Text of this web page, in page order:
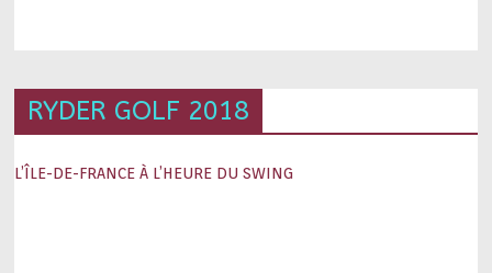
RYDER GOLF 2018
L’ÎLE-DE-FRANCE À L’HEURE DU SWING